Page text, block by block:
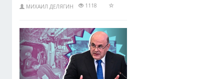
МИХАИЛ ДЕЛЯГИН 1118